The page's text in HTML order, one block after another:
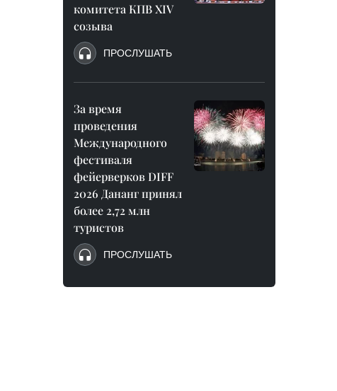
комитета КПВ XIV
созыва
ПРОСЛУШАТЬ
За время
проведения
Международного
фестиваля
фейерверков DIFF
2026 Дананг принял
более 2,72 млн
туристов
ПРОСЛУШАТЬ